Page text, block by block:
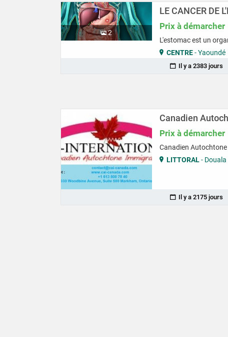
2
LE CANCER DE
Prix à démarcher
L'estomac est un
CENTRE- Yaoundé
Il y a 2383 jours
Canadien
Prix à démarcher
Canadien
LITTORAL- Douala
Il y a 2175 jours